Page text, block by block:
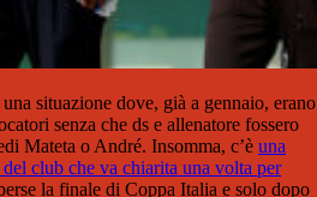
situazione dove, già a gennaio, erano
senza che ds e allenatore fossero
Mateta o André. Insomma, c’è una
club che va chiarita una volta per
la finale di Coppa Italia e solo dopo